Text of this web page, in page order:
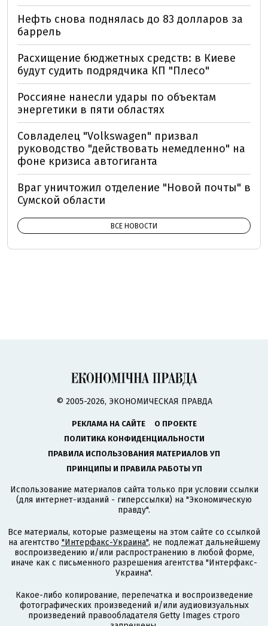
Нефть снова поднялась до 83 долларов за
баррель
Расхищение бюджетных средств: в Киеве
будут судить подрядчика КП "Плесо"
Россияне нанесли удары по объектам
энергетики в пяти областях
Совладелец "Volkswagen" призвал
руководство "действовать немедленно" на
фоне кризиса автогиганта
Враг уничтожил отделение "Новой почты" в
Сумской области
ВСЕ НОВОСТИ
© 2005-2026, ЭКОНОМИЧЕСКАЯ ПРАВДА
РЕКЛАМА НА САЙТЕ
О ПРОЕКТЕ
ПОЛИТИКА КОНФИДЕНЦИАЛЬНОСТИ
ПРАВИЛА ИСПОЛЬЗОВАНИЯ МАТЕРИАЛОВ УП
ПРИНЦИПЫ И ПРАВИЛА РАБОТЫ УП
Использование материалов сайта только при условии ссылки
(для интернет-изданий - гиперссылки) на "Экономическую
правду".
Все материалы, которые размещены на этом сайте со ссылкой
на агентство "Интерфакс-Украина", не подлежат дальнейшему
воспроизведению и/или распространению в любой форме,
иначе как с письменного разрешения агентства "Интерфакс-
Украина".
Какое-либо копирование, перепечатка и воспроизведение
фотографических произведений и/или аудиовизуальных
произведений правообладателя Getty Images строго